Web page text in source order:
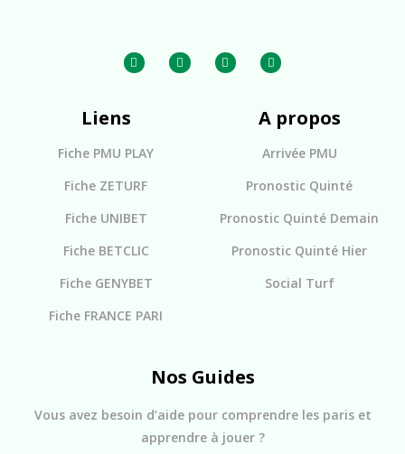
Liens
Fiche PMU PLAY
Fiche ZETURF
Fiche UNIBET
Fiche BETCLIC
Fiche GENYBET
Fiche FRANCE PARI
A propos
Arrivée PMU
Pronostic Quinté
Pronostic Quinté Demain
Pronostic Quinté Hier
Social Turf
Nos Guides
Vous avez besoin d’aide pour comprendre les paris et
apprendre à jouer ?